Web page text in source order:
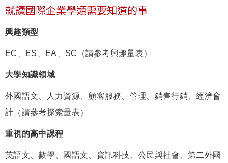
就讀國際企業學類需要知道的事
興趣類型
EC、ES、EA、SC（請參考興趣量表）
大學知識領域
外國語文、人力資源、顧客服務、管理、銷售行銷、經濟會
計（請參考探索量表）
重視的高中課程
英語文、數學、國語文、資訊科技、公民與社會、第二外國